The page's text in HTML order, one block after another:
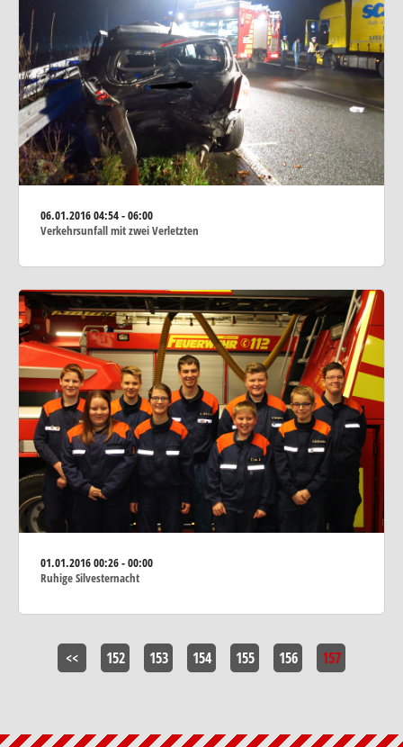
06.01.201604:54 - 06:00
Verkehrsunfall mit zwei Verletzten
01.01.201600:26 - 00:00
Ruhige Silvesternacht
<< 152 153 154 155 156 157